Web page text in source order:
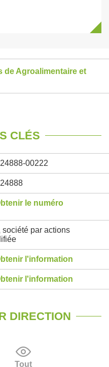
de Agroalimentaire et
CLÉS
00222
le numéro
société par actions
l'information
l'information
DIRECTION
Tout